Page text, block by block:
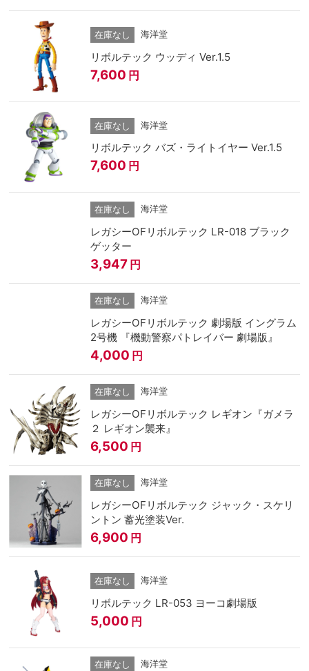
在庫なし 海洋堂
リボルテック ウッディ Ver.1.5
7,600 円
在庫なし 海洋堂
リボルテック バズ・ライトイヤー Ver.1.5
7,600 円
在庫なし 海洋堂
レガシーOFリボルテック LR-018 ブラック
ゲッター
3,947 円
在庫なし 海洋堂
レガシーOFリボルテック 劇場版 イングラム
2号機 『機動警察パトレイバー 劇場版』
4,000 円
在庫なし 海洋堂
レガシーOFリボルテック レギオン『ガメラ
２ レギオン襲来』
6,500 円
在庫なし 海洋堂
レガシーOFリボルテック ジャック・スケリ
ントン 蓄光塗装Ver.
6,900 円
在庫なし 海洋堂
リボルテック LR-053 ヨーコ劇場版
5,000 円
在庫なし 海洋堂